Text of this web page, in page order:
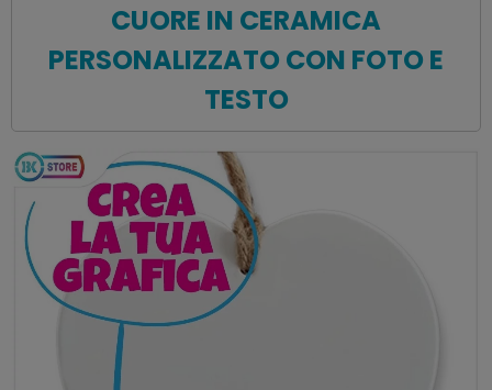
CUORE IN CERAMICA
PERSONALIZZATO CON FOTO E
TESTO